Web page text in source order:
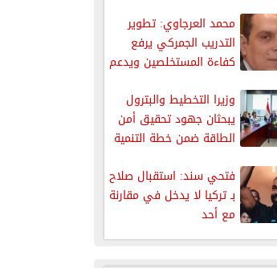
محمد العرجاوي: تطوير
التدريب الجمركي يرفع
كفاءة المستخلصين ويدعم
وزيرا التخطيط والبترول
يبحثان جهود تحقيق أمن
الطاقة ضمن خطة التنمية
فتحي سند: استقبال صلاح
بـ تركيا لا يدخل في مقارنة
مع أحد